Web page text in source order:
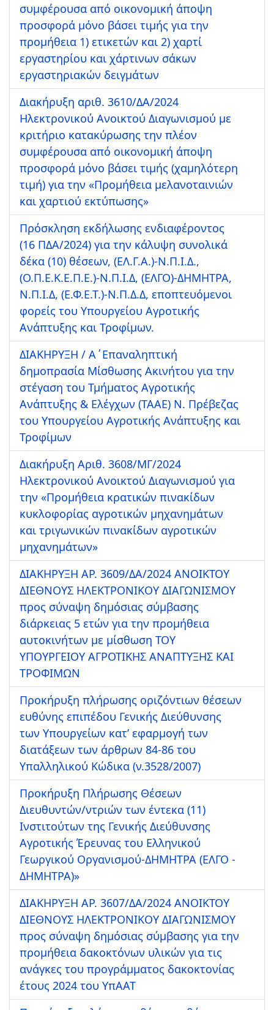
συμφέρουσα από οικονομική άποψη
προσφορά μόνο βάσει τιμής για την
προμήθεια 1) ετικετών και 2) χαρτί
εργαστηρίου και χάρτινων σάκων
εργαστηριακών δειγμάτων
Διακήρυξη αριθ. 3610/ΔΑ/2024
Ηλεκτρονικού Ανοικτού Διαγωνισμού με
κριτήριο κατακύρωσης την πλέον
συμφέρουσα από οικονομική άποψη
προσφορά μόνο βάσει τιμής (χαμηλότερη
τιμή) για την «Προμήθεια μελανοταινιών
και χαρτιού εκτύπωσης»
Πρόσκληση εκδήλωσης ενδιαφέροντος
(16 ΠΔΑ/2024) για την κάλυψη συνολικά
δέκα (10) θέσεων, (ΕΛ.Γ.Α.)-Ν.Π.Ι.Δ.,
(Ο.Π.Ε.Κ.Ε.Π.Ε.)-Ν.Π.Ι.Δ, (ΕΛΓΟ)-ΔΗΜΗΤΡΑ,
Ν.Π.Ι.Δ, (Ε.Φ.Ε.Τ.)-Ν.Π.Δ.Δ, εποπτευόμενοι
φορείς του Υπουργείου Αγροτικής
Ανάπτυξης και Τροφίμων.
ΔΙΑΚΗΡΥΞΗ / A΄Επαναληπτική
δημοπρασία Μίσθωσης Ακινήτου για την
στέγαση του Τμήματος Αγροτικής
Ανάπτυξης & Ελέγχων (ΤΑΑΕ) Ν. Πρέβεζας
του Υπουργείου Αγροτικής Ανάπτυξης και
Τροφίμων
Διακήρυξη Αριθ. 3608/ΜΓ/2024
Ηλεκτρονικού Ανοικτού Διαγωνισμού για
την «Προμήθεια κρατικών πινακίδων
κυκλοφορίας αγροτικών μηχανημάτων
και τριγωνικών πινακίδων αγροτικών
μηχανημάτων»
ΔΙΑΚΗΡΥΞΗ ΑΡ. 3609/ΔΑ/2024 ΑΝΟΙΚΤΟΥ
ΔΙΕΘΝΟΥΣ ΗΛΕΚΤΡΟΝΙΚΟΥ ΔΙΑΓΩΝΙΣΜΟΥ
προς σύναψη δημόσιας σύμβασης
διάρκειας 5 ετών για την προμήθεια
αυτοκινήτων με μίσθωση ΤΟΥ
ΥΠΟΥΡΓΕΙΟΥ ΑΓΡΟΤΙΚΗΣ ΑΝΑΠΤΥΞΗΣ ΚΑΙ
ΤΡΟΦΙΜΩΝ
Προκήρυξη πλήρωσης οριζόντιων θέσεων
ευθύνης επιπέδου Γενικής Διεύθυνσης
των Υπουργείων κατ’ εφαρμογή των
διατάξεων των άρθρων 84-86 του
Υπαλληλικού Κώδικα (ν.3528/2007)
Προκήρυξη Πλήρωσης Θέσεων
Διευθυντών/ντριών των έντεκα (11)
Ινστιτούτων της Γενικής Διεύθυνσης
Αγροτικής Έρευνας του Ελληνικού
Γεωργικού Οργανισμού-ΔΗΜΗΤΡΑ (ΕΛΓΟ -
ΔΗΜΗΤΡΑ)»
ΔΙΑΚΗΡΥΞΗ ΑΡ. 3607/ΔΑ/2024 ΑΝΟΙΚΤΟΥ
ΔΙΕΘΝΟΥΣ ΗΛΕΚΤΡΟΝΙΚΟΥ ΔΙΑΓΩΝΙΣΜΟΥ
προς σύναψη δημόσιας σύμβασης για την
προμήθεια δακοκτόνων υλικών για τις
ανάγκες του προγράμματος δακοκτονίας
έτους 2024 του ΥπΑΑΤ